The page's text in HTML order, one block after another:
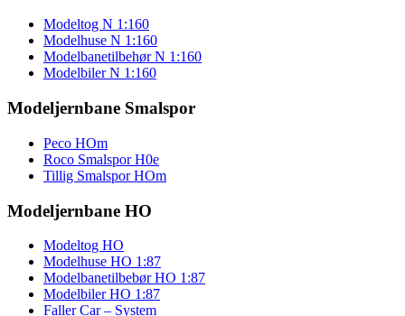
Modeltog N 1:160
Modelhuse N 1:160
Modelbanetilbehør N 1:160
Modelbiler N 1:160
Modeljernbane Smalspor
Peco HOm
Roco Smalspor H0e
Tillig Smalspor HOm
Modeljernbane HO
Modeltog HO
Modelhuse HO 1:87
Modelbanetilbebør HO 1:87
Modelbiler HO 1:87
Faller Car – System